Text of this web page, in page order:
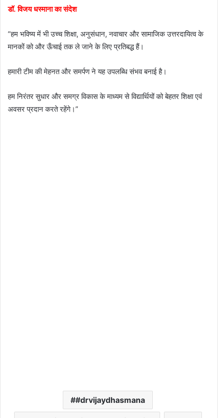
डॉ. विजय धस्माना का संदेश
“हम भविष्य में भी उच्च शिक्षा, अनुसंधान, नवाचार और सामाजिक उत्तरदायित्व के
मानकों को और ऊँचाई तक ले जाने के लिए प्रतिबद्ध हैं।
हमारी टीम की मेहनत और समर्पण ने यह उपलब्धि संभव बनाई है।
हम निरंतर सुधार और समग्र विकास के माध्यम से विद्यार्थियों को बेहतर शिक्षा एवं
अवसर प्रदान करते रहेंगे।”
#drvijaydhasmana